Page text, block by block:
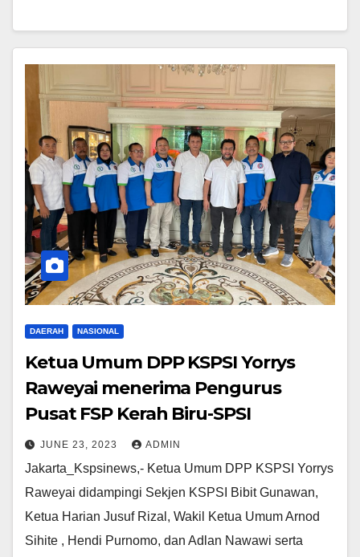
DAERAH NASIONAL
Ketua Umum DPP KSPSI Yorrys
Raweyai menerima Pengurus
Pusat FSP Kerah Biru-SPSI
JUNE 23, 2023 ADMIN
Jakarta_Kspsinews,- Ketua Umum DPP KSPSI Yorrys
Raweyai didampingi Sekjen KSPSI Bibit Gunawan,
Ketua Harian Jusuf Rizal, Wakil Ketua Umum Arnod
Sihite , Hendi Purnomo, dan Adlan Nawawi serta